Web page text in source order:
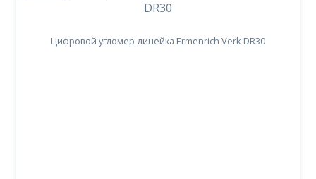
Цифровой угломер-линейка Ermenrich Verk DR30